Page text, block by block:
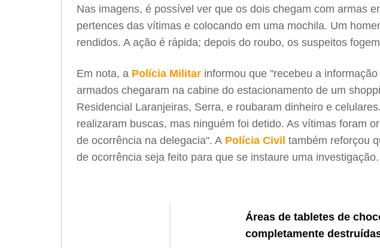
Nas imagens, é possível ver que os dois chegam com armas
pertences das vítimas e colocando em uma mochila. Um
rendidos. A ação é rápida; depois do roubo, os suspeitos
Em nota, a Polícia Militar informou que "recebeu a
armados chegaram na cabine do estacionamento de um
Residencial Laranjeiras, Serra, e roubaram dinheiro e
realizaram buscas, mas ninguém foi detido. As vítimas foram
de ocorrência na delegacia". A Polícia Civil também reforçou
de ocorrência seja feito para que se instaure uma investigação.
Áreas de tabletes de
completamente